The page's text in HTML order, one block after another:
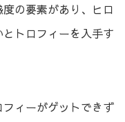
の要素があり、ヒロ
トロフィーを入手す
ィーがゲットできず